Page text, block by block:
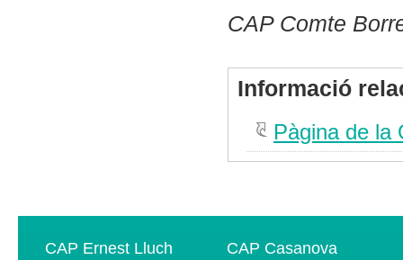
CAP Comte
Informació
Pàgina de la
CAP Ernest Lluch CAP Casanova